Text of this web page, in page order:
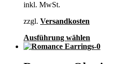
inkl. MwSt.
zzgl. Versandkosten
Ausführung wählen
Produkt